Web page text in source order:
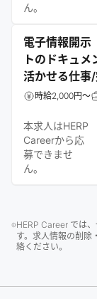
ん。
電子情報開示
トのドキュ
活かせる仕事/
時給2,000円～
本求人はHERP
Careerから応
募できませ
ん。
HERP Career では
す。求人情報の削除
絡ください。